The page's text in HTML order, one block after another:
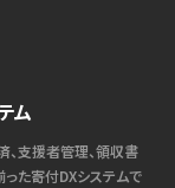
ム
、支援者管理、領収書
た寄付DXシステムで